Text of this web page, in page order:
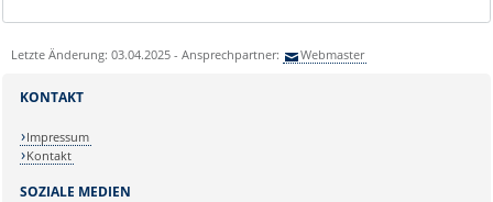
Letzte Änderung: 03.04.2025 - Ansprechpartner: Webmaster
SOZIALE MEDIEN
KONTAKT
Impressum
Kontakt